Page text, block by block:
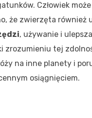
Człowiek
że zwierzęta również
, używanie i
zrozumieniu tej
na inne planety i
osiągnięciem.